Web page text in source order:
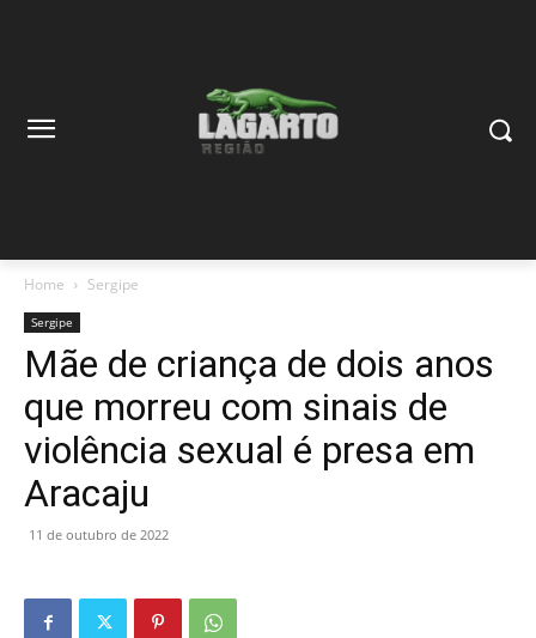
Home Sergipe
Sergipe
Mãe de criança de dois anos
que morreu com sinais de
violência sexual é presa em
Aracaju
11 de outubro de 2022